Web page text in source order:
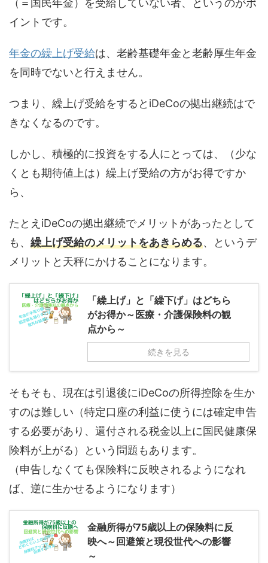
（＝国民年金）を受給していない者、というのがポ
イントです。
年金の繰上げ受給は、老齢基礎年金と老齢厚生年金
を同時でないと行えません。
つまり、繰上げ受給をするとiDeCoの拠出継続はで
きなくなるのです。
しかし、積極的に投資をする人にとっては、（少な
くとも期待値上は）繰上げ受給の方がお得ですか
ら、
たとえiDeCoの拠出継続でメリットがあったとして
も、 繰上げ受給のメリットをあきらめる、というデ
メリットと天秤にかけることになります。
「繰上げ」と「繰下げ」はどちら
がお得か～医療・介護保険料の観
点から～
続きを見る
そもそも、現在は引退後にiDeCoの所得控除を生か
すのは難しい（特定口座の利益に使うには確定申告
する必要があり、還付される税金以上に国民健康保
険料が上がる）という問題もあります。
（申告しなくても保険料に反映されるようになれ
ば、逆に生かせるようになります）
金融所得が75歳以上の保険料に反
映へ～回避策と現役世代への影響
～